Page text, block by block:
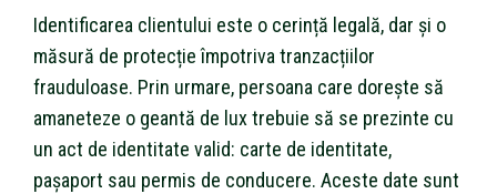
Identificarea clientului este o cerință legală, dar și o
măsură de protecție împotriva tranzacțiilor
frauduloase. Prin urmare, persoana care dorește să
amaneteze o geantă de lux trebuie să se prezinte cu
un act de identitate valid: carte de identitate,
pașaport sau permis de conducere. Aceste date sunt